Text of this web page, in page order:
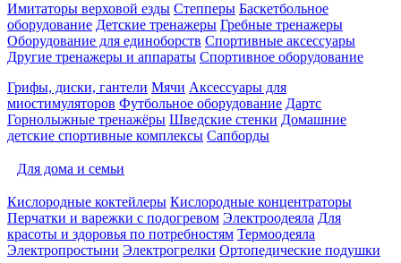
Имитаторы верховой езды Степперы Баскетбольное
оборудование Детские тренажеры Гребные тренажеры
Оборудование для единоборств Спортивные аксессуары
Другие тренажеры и аппараты Спортивное оборудование
Грифы, диски, гантели Мячи Аксессуары для
миостимуляторов Футбольное оборудование Дартс
Горнолыжные тренажёры Шведские стенки Домашние
детские спортивные комплексы Сапборды
Для дома и семьи
Кислородные коктейлеры Кислородные концентраторы
Перчатки и варежки с подогревом Электроодеяла Для
красоты и здоровья по потребностям Термоодеяла
Электропростыни Электрогрелки Ортопедические подушки